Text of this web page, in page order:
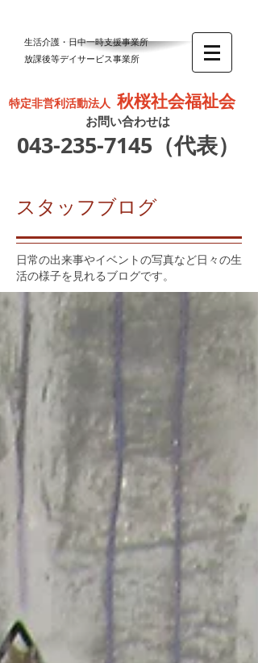
生活介護・日中一時支援事業所
放課後等デイサービス事業所
特定非営利活動法人 秋桜社会福祉会
お問い合わせは
043-235-7145 （代表）
スタッフブログ
日常の出来事やイベントの写真など日々の生
活の様子を見れるブログです。